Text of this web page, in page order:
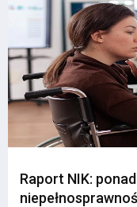
Raport NIK: